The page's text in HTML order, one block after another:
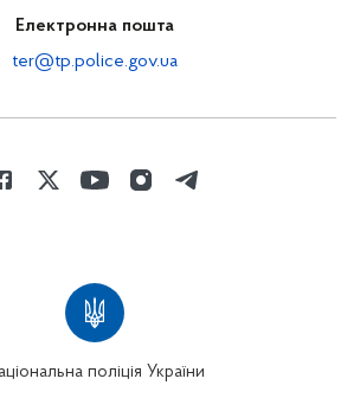
Електронна пошта
ter@tp.police.gov.ua
поліція України